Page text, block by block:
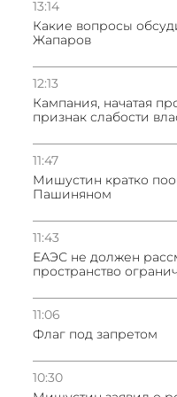
13:14
Какие вопросы
Жапаров
12:13
Кампания, начатая
признак слабости
11:47
Мишустин кратко
Пашиняном
11:43
ЕАЭС не должен
пространство
11:06
Флаг под запретом
10:30